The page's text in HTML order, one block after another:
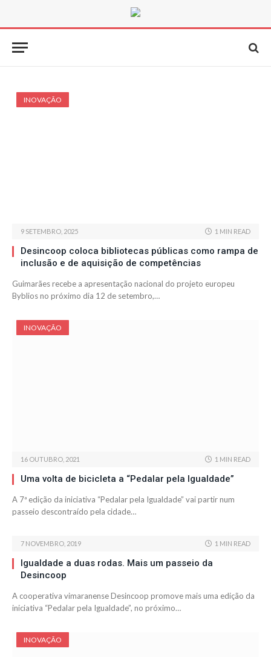
INOVAÇÃO
9 SETEMBRO, 2025 1 MIN READ
Desincoop coloca bibliotecas públicas como rampa de
inclusão e de aquisição de competências
Guimarães recebe a apresentação nacional do projeto europeu
Byblios no próximo dia 12 de setembro,…
INOVAÇÃO
16 OUTUBRO, 2021 1 MIN READ
Uma volta de bicicleta a “Pedalar pela Igualdade”
A 7ª edição da iniciativa “Pedalar pela Igualdade” vai partir num
passeio descontraído pela cidade…
7 NOVEMBRO, 2019 1 MIN READ
Igualdade a duas rodas. Mais um passeio da
Desincoop
A cooperativa vimaranense Desincoop promove mais uma edição da
iniciativa “Pedalar pela Igualdade”, no próximo…
INOVAÇÃO